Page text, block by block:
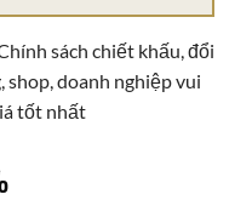
sách chiết khấu, đổi
doanh nghiệp vui
tốt nhất